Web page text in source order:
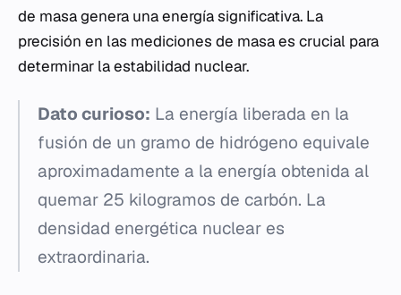
de masa genera una energía significativa. La
precisión en las mediciones de masa es crucial para
determinar la estabilidad nuclear.
Dato curioso: La energía liberada en la
fusión de un gramo de hidrógeno equivale
aproximadamente a la energía obtenida al
quemar 25 kilogramos de carbón. La
densidad energética nuclear es
extraordinaria.